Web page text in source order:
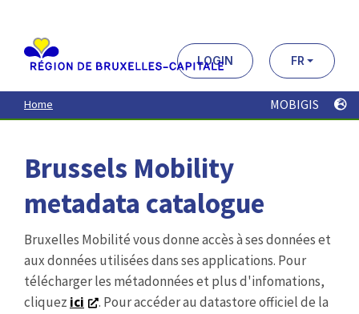
contenu
principal
LOGIN FR
Home MOBIGIS
Brussels Mobility
metadata catalogue
Bruxelles Mobilité vous donne accès à ses données et
aux données utilisées dans ses applications. Pour
télécharger les métadonnées et plus d'infomations,
cliquez ici
. Pour accéder au datastore officiel de la